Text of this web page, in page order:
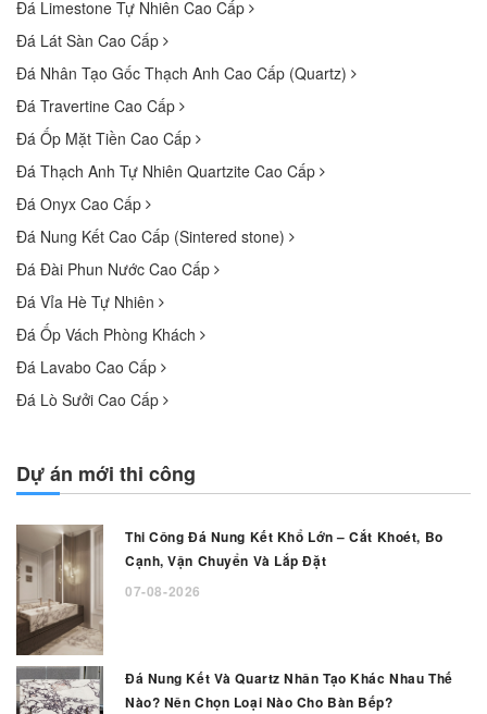
Đá Limestone Tự Nhiên Cao Cấp
Đá Lát Sàn Cao Cấp
Đá Nhân Tạo Gốc Thạch Anh Cao Cấp (Quartz)
Đá Travertine Cao Cấp
Đá Ốp Mặt Tiền Cao Cấp
Đá Thạch Anh Tự Nhiên Quartzite Cao Cấp
Đá Onyx Cao Cấp
Đá Nung Kết Cao Cấp (Sintered stone)
Đá Đài Phun Nước Cao Cấp
Đá Vỉa Hè Tự Nhiên
Đá Ốp Vách Phòng Khách
Đá Lavabo Cao Cấp
Đá Lò Sưởi Cao Cấp
Dự án mới thi công
Thi Công Đá Nung Kết Khổ Lớn – Cắt Khoét, Bo
Cạnh, Vận Chuyển Và Lắp Đặt
07-08-2026
Đá Nung Kết Và Quartz Nhân Tạo Khác Nhau Thế
Nào? Nên Chọn Loại Nào Cho Bàn Bếp?